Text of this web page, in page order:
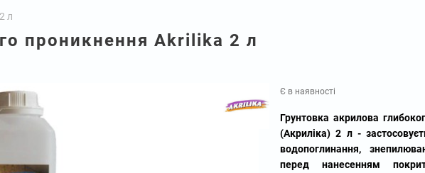
л
проникнення Akrilika 2 л
Є в наявності
Грунтовка акрилова
(Акриліка) 2 л -
водопоглинання,
перед нанесенням